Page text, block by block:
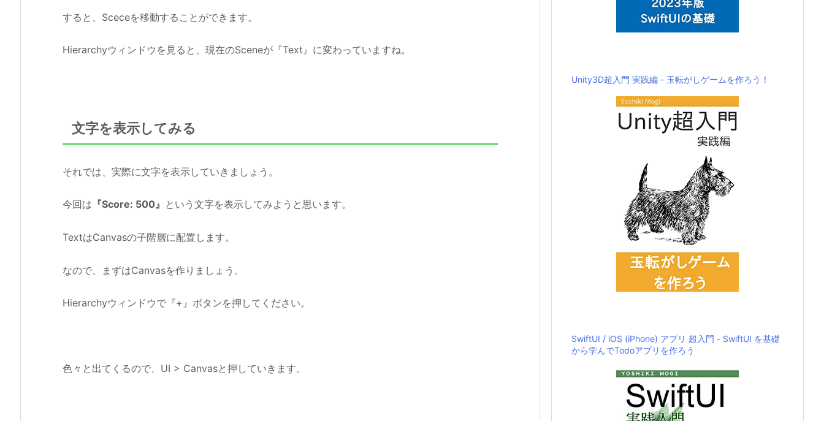
すると、Sceceを移動することができます。
Hierarchyウィンドウを見ると、現在のSceneが『Text』に変わっていますね。
文字を表示してみる
それでは、実際に文字を表示していきましょう。
今回は 『Score: 500』 という文字を表示してみようと思います。
TextはCanvasの子階層に配置します。
なので、まずはCanvasを作りましょう。
Hierarchyウィンドウで『+』ボタンを押してください。
色々と出てくるので、UI > Canvasと押していきます。
Unity3D超入門 実践編 - 玉転がしゲームを作ろう！
SwiftUI / iOS (iPhone) アプリ 超入門 - SwiftUI を基礎
から学んでTodoアプリを作ろう